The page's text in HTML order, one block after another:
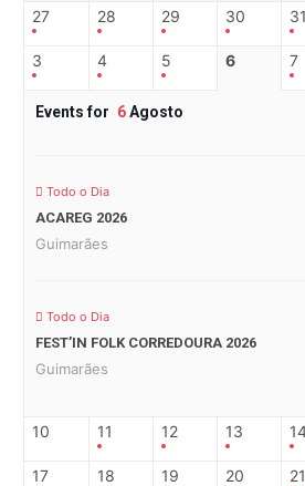
27 28 29 30 31
3 4 5 6 7
Events for 6Agosto
Todo o Dia
ACAREG 2026
Guimarães
Todo o Dia
FEST’IN FOLK CORREDOURA 2026
Guimarães
10 11 12 13
17 18 19 20 21